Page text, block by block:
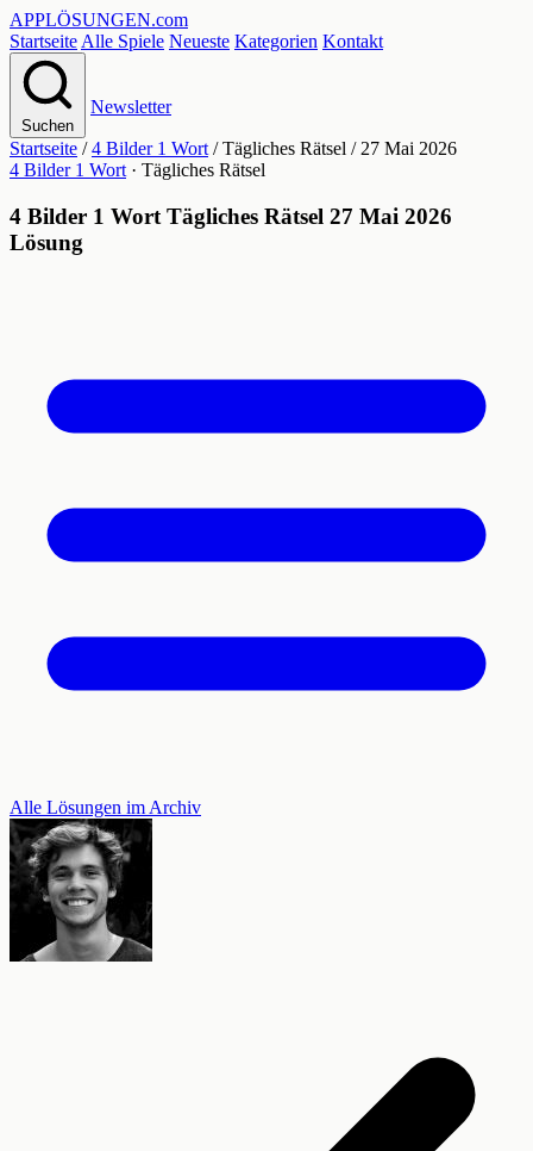
APPLÖSUNGEN.com
Startseite Alle Spiele Neueste Kategorien Kontakt
Suchen
Newsletter
Startseite / 4 Bilder 1 Wort / Tägliches Rätsel / 27 Mai 2026
4 Bilder 1 Wort · Tägliches Rätsel
4 Bilder 1 Wort Tägliches Rätsel 27 Mai 2026
Lösung
Alle Lösungen im Archiv